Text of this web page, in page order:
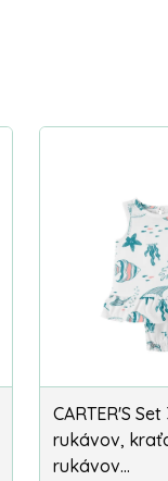
CARTER'S
rukávov,
rukávov…